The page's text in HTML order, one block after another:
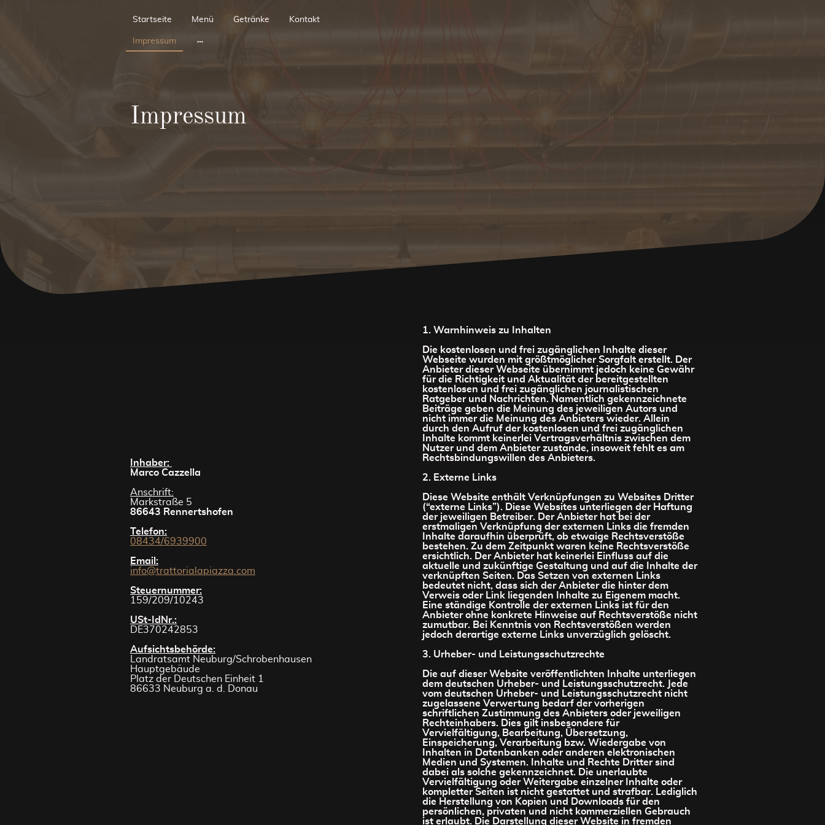
Startseite Menü Getränke Kontakt
Impressum
Impressum
Inhaber:
Marco Cazzella
Anschrift:
Markstraße 5
86643 Rennertshofen
Telefon:
08434/6939900
Email:
info@trattorialapiazza.com
Steuernummer:
159/209/10243
USt-IdNr.:
DE370242853
Aufsichtsbehörde:
Landratsamt Neuburg/Schrobenhausen
Hauptgebäude
Platz der Deutschen Einheit 1
86633 Neuburg a. d. Donau
1. Warnhinweis zu Inhalten
Die kostenlosen und frei zugänglichen Inhalte dieser
Webseite wurden mit größtmöglicher Sorgfalt erstellt. Der
Anbieter dieser Webseite übernimmt jedoch keine Gewähr
für die Richtigkeit und Aktualität der bereitgestellten
kostenlosen und frei zugänglichen journalistischen
Ratgeber und Nachrichten. Namentlich gekennzeichnete
Beiträge geben die Meinung des jeweiligen Autors und
nicht immer die Meinung des Anbieters wieder. Allein
durch den Aufruf der kostenlosen und frei zugänglichen
Inhalte kommt keinerlei Vertragsverhältnis zwischen dem
Nutzer und dem Anbieter zustande, insoweit fehlt es am
Rechtsbindungswillen des Anbieters.
2. Externe Links
Diese Website enthält Verknüpfungen zu Websites Dritter
(“externe Links”). Diese Websites unterliegen der Haftung
der jeweiligen Betreiber. Der Anbieter hat bei der
erstmaligen Verknüpfung der externen Links die fremden
Inhalte daraufhin überprüft, ob etwaige Rechtsverstöße
bestehen. Zu dem Zeitpunkt waren keine Rechtsverstöße
ersichtlich. Der Anbieter hat keinerlei Einfluss auf die
aktuelle und zukünftige Gestaltung und auf die Inhalte der
verknüpften Seiten. Das Setzen von externen Links
bedeutet nicht, dass sich der Anbieter die hinter dem
Verweis oder Link liegenden Inhalte zu Eigenem macht.
Eine ständige Kontrolle der externen Links ist für den
Anbieter ohne konkrete Hinweise auf Rechtsverstöße nicht
zumutbar. Bei Kenntnis von Rechtsverstößen werden
jedoch derartige externe Links unverzüglich gelöscht.
3. Urheber- und Leistungsschutzrechte
Die auf dieser Website veröffentlichten Inhalte unterliegen
dem deutschen Urheber- und Leistungsschutzrecht. Jede
vom deutschen Urheber- und Leistungsschutzrecht nicht
zugelassene Verwertung bedarf der vorherigen
schriftlichen Zustimmung des Anbieters oder jeweiligen
Rechteinhabers. Dies gilt insbesondere für
Vervielfältigung, Bearbeitung, Übersetzung,
Einspeicherung, Verarbeitung bzw. Wiedergabe von
Inhalten in Datenbanken oder anderen elektronischen
Medien und Systemen. Inhalte und Rechte Dritter sind
dabei als solche gekennzeichnet. Die unerlaubte
Vervielfältigung oder Weitergabe einzelner Inhalte oder
kompletter Seiten ist nicht gestattet und strafbar. Lediglich
die Herstellung von Kopien und Downloads für den
persönlichen, privaten und nicht kommerziellen Gebrauch
ist erlaubt. Die Darstellung dieser Website in fremden